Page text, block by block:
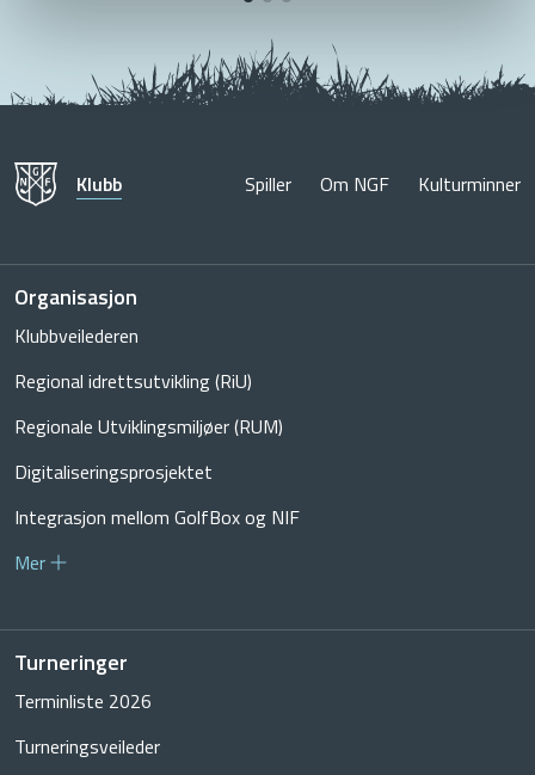
Klubb Spiller Om NGF Kulturminner
Organisasjon
Klubbveilederen
Regional idrettsutvikling (RiU)
Regionale Utviklingsmiljøer (RUM)
Digitaliseringsprosjektet
Integrasjon mellom GolfBox og NIF
Mer
Turneringer
Terminliste 2026
Turneringsveileder